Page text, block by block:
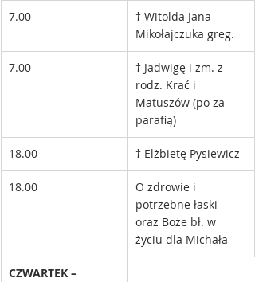
7.00
† Witolda Jana
Mikołajczuka greg.
7.00
† Jadwigę i zm. z
rodz. Krać i
Matuszów (po za
parafią)
18.00 † Elżbietę Pysiewicz
18.00
O zdrowie i
potrzebne łaski
oraz Boże bł. w
życiu dla Michała
CZWARTEK –